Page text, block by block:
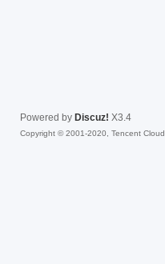
Powered by Discuz! X3.4
Copyright © 2001-2020, Tencent Cloud.